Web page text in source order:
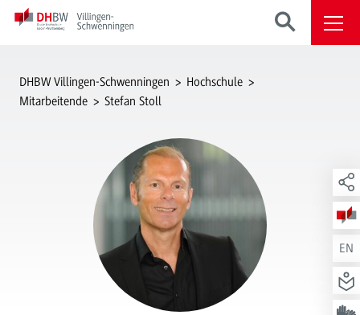
EN
DHBW Villingen-Schwenningen
Hochschule
Mitarbeitende
Stefan Stoll